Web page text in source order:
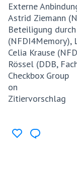
Externe
Astrid Ziemann
Beteiligung
(NFDI4Memory),
Celia Krause
Rössel (DDB,
Checkbox Group
on
Zitiervorschlag